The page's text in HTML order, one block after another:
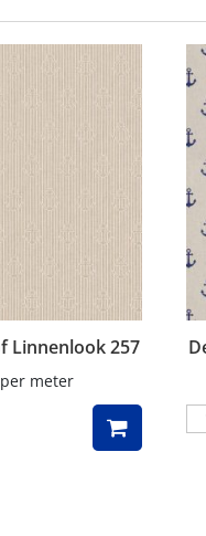
Linnenlook 257
per meter